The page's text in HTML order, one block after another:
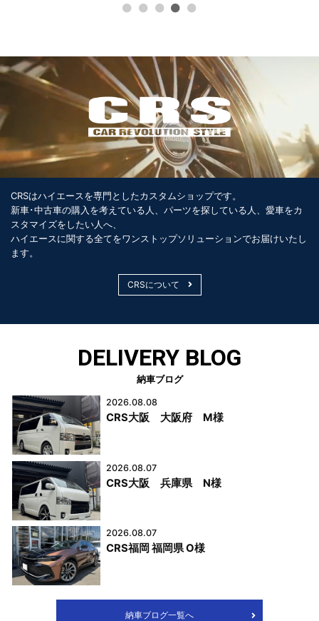
CRSはハイエースを専門としたカスタムショップです。
新車･中古車の購入を考えている人、パーツを探している人、愛車をカ
スタマイズをしたい人へ、
ハイエースに関する全てをワンストップソリューションでお届けいたし
ます。
CRSについて
DELIVERY BLOG
納車ブログ
2026.08.08
CRS大阪 大阪府 M様
2026.08.07
CRS大阪 兵庫県 N様
2026.08.07
CRS福岡 福岡県 O様
納車ブログ一覧へ